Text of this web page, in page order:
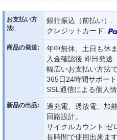
お支払い方
法:
銀行振込（前払い）.
クレジットカード:
商品の発送:
年中無休、土日も休
入金確認後 即日発送
幅広いお支払い方法
365日24時間サポー
SSL通信による個人
新品の出品:
過充電、過放電、加
回路設計。
サイクルカウント:ゼ
長時間で使用出来ます